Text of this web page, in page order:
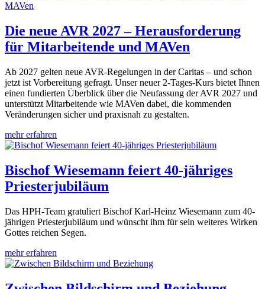
Die neue AVR 2027 – Herausforderung
für Mitarbeitende und MAVen
Ab 2027 gelten neue AVR-Regelungen in der Caritas – und schon
jetzt ist Vorbereitung gefragt. Unser neuer 2-Tages-Kurs bietet Ihnen
einen fundierten Überblick über die Neufassung der AVR 2027 und
unterstützt Mitarbeitende wie MAVen dabei, die kommenden
Veränderungen sicher und praxisnah zu gestalten.
mehr erfahren
Bischof Wiesemann feiert 40-jähriges
Priesterjubiläum
Das HPH-Team gratuliert Bischof Karl-Heinz Wiesemann zum 40-
jährigen Priesterjubiläum und wünscht ihm für sein weiteres Wirken
Gottes reichen Segen.
mehr erfahren